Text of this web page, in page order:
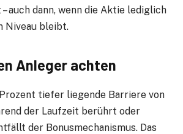
auch dann, wenn die Aktie lediglich
Niveau bleibt.
Anleger achten
tiefer liegende Barriere von
der Laufzeit berührt oder
der Bonusmechanismus. Das